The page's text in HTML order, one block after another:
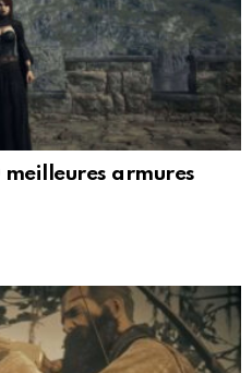
meilleures armures